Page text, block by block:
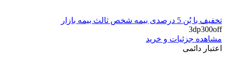
تخفیف با بُن 5 درصدی بیمه شخص ثالث بیمه بازار
3dp300off
مشاهده جزئیات و خرید
اعتبار دائمی